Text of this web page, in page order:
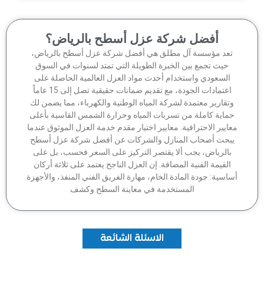
أفضل شركة عزل أسطح بالرياض؟
تعد مؤسسة آل مطلق هي أفضل شركة عزل أسطح بالرياض،
حيث تجمع بين الخبرة الطويلة التي تمتد لسنوات في السوق
السعودي واستخدام أحدث مواد العزل العالمية الحاصلة على
اعتمادات الجودة، مع تقديم ضمانات حقيقية تصل إلى 15 عاماً
وتقارير معتمدة لشركة المياه الوطنية والكهرباء، مما يضمن لك
حماية كاملة من تسربات المياه وحرارة الشمس القاسية بأعلى
الاحترافية. معايير اختيار مقدم خدمة العزل الموثوق عندما
يبحث أصحاب المنازل والشركات عن أفضل شركة عزل أسطح
بالرياض، يجب ألا يقتصر التركيز على السعر فحسب، بل على
القيمة الفنية المضافة. إن العزل الناجح يعتمد على ثلاثة أركان
جودة المادة الخام، مهارة الفريق الفني المنفذ، والأجهزة
المستخدمة في معاينة السطح وكشف
الاسئلة الشائعة